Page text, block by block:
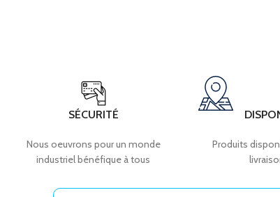
SÉCURITÉ
Nous oeuvrons pour un monde
industriel bénéfique à tous
Produits